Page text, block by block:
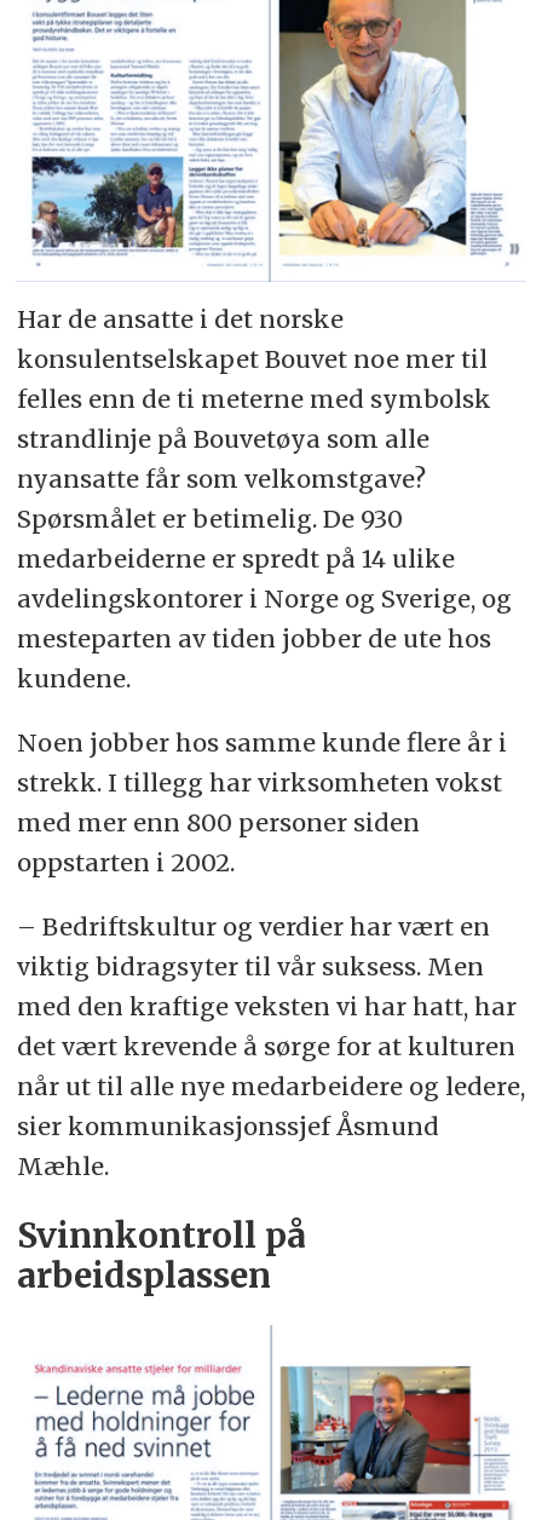
Har de ansatte i det norske
konsulentselskapet Bouvet noe mer til
felles enn de ti meterne med symbolsk
strandlinje på Bouvetøya som alle
nyansatte får som velkomstgave?
Spørsmålet er betimelig. De 930
medarbeiderne er spredt på 14 ulike
avdelingskontorer i Norge og Sverige, og
mesteparten av tiden jobber de ute hos
kundene.
Noen jobber hos samme kunde flere år i
strekk. I tillegg har virksomheten vokst
med mer enn 800 personer siden
oppstarten i 2002.
– Bedriftskultur og verdier har vært en
viktig bidragsyter til vår suksess. Men
med den kraftige veksten vi har hatt, har
det vært krevende å sørge for at kulturen
når ut til alle nye medarbeidere og ledere,
sier kommunikasjonssjef Åsmund
Mæhle.
Svinnkontroll på
arbeidsplassen